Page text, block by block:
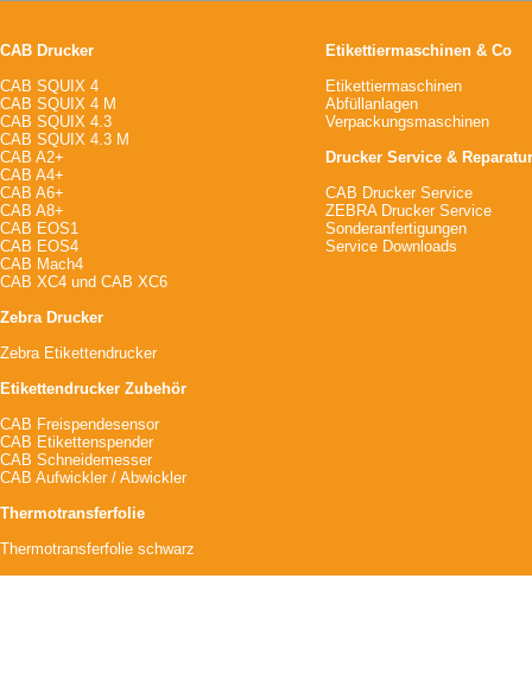
CAB Drucker
CAB SQUIX 4
CAB SQUIX 4 M
CAB SQUIX 4.3
CAB SQUIX 4.3 M
CAB A2+
CAB A4+
CAB A6+
CAB A8+
CAB EOS1
CAB EOS4
CAB Mach4
CAB XC4 und CAB XC6
Zebra Drucker
Zebra Etikettendrucker
Etikettendrucker Zubehör
CAB Freispendesensor
CAB Etikettenspender
CAB Schneidemesser
CAB Aufwickler / Abwickler
Thermotransferfolie
Thermotransferfolie schwarz
Etikettiermaschinen & Co
Etikettiermaschinen
Abfüllanlagen
Verpackungsmaschinen
Drucker Service &
CAB Drucker Service
ZEBRA Drucker Service
Sonderanfertigungen
Service Downloads